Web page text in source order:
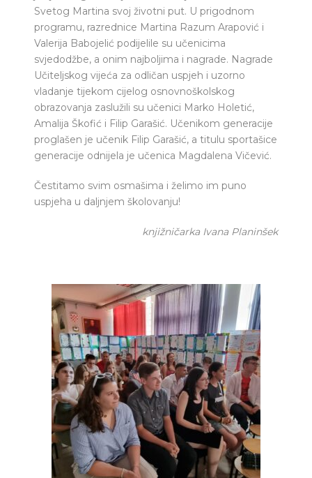
Svetog Martina svoj životni put. U prigodnom
programu, razrednice Martina Razum Arapović i
Valerija Babojelić podijelile su učenicima
svjedodžbe, a onim najboljima i nagrade. Nagrade
Učiteljskog vijeća za odličan uspjeh i uzorno
vladanje tijekom cijelog osnovnoškolskog
obrazovanja zaslužili su učenici Marko Holetić,
Amalija Škofić i Filip Garašić. Učenikom generacije
proglašen je učenik Filip Garašić, a titulu sportašice
generacije odnijela je učenica Magdalena Vičević.
Čestitamo svim osmašima i želimo im puno
uspjeha u daljnjem školovanju!
knjižničarka Ivana Planinšek